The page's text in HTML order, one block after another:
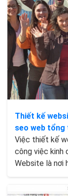
Thiết kế
seo web tổng
Việc thiết kế
công việc kinh
Website là nơi